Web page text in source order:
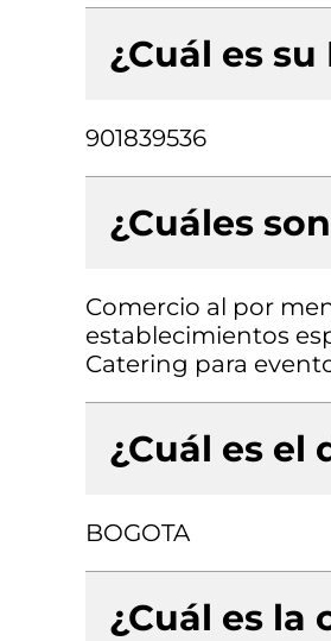
¿Cuál es su
901839536
¿Cuáles
Comercio al por
establecimientos
Catering para
¿Cuál es el
BOGOTA
¿Cuál es la